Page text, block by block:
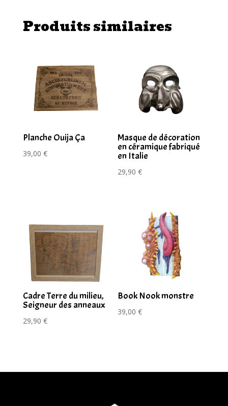
BoisProduits similaires
Planche Ouija Ça
39,00 €
Masque de décoration
en céramique fabriqué
en Italie
29,90€
Cadre Terre du milieu,
Seigneur des anneaux
29,90 €
Book Nook monstre
39,00€